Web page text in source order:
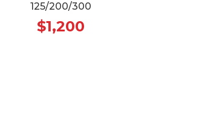
125/200/300
$1,200